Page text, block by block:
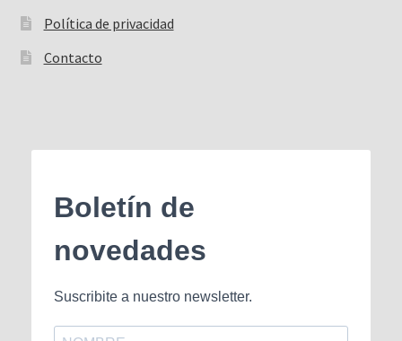
Política de privacidad
Contacto
Boletín de
novedades
Suscribite a nuestro newsletter.